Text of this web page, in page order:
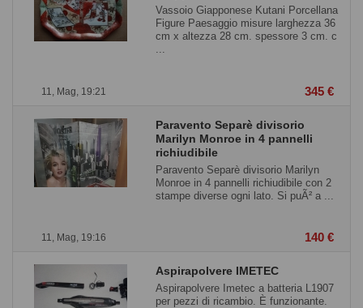
11, Mag, 19:21
Vassoio Giapponese Kutani Porcellana
Figure Paesaggio misure larghezza 36
cm x altezza 28 cm. spessore 3 cm. c
...
345 €
11, Mag, 19:16
Paravento Separè divisorio
Marilyn Monroe in 4 pannelli
richiudibile
Paravento Separè divisorio Marilyn
Monroe in 4 pannelli richiudibile con 2
stampe diverse ogni lato. Si puÃ² a ...
140 €
Aspirapolvere IMETEC
Aspirapolvere Imetec a batteria L1907
per pezzi di ricambio. È funzionante.